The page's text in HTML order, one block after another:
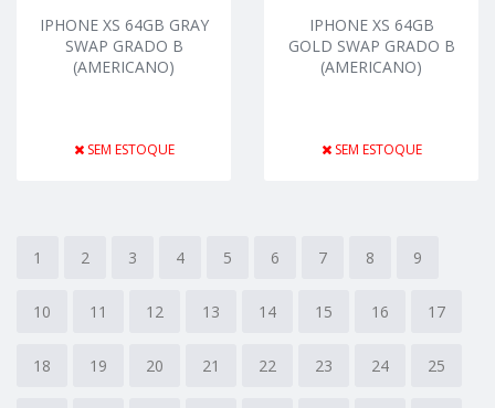
IPHONE XS 64GB GRAY
SWAP GRADO B
(AMERICANO)
SEM ESTOQUE
IPHONE XS 64GB
GOLD SWAP GRADO B
(AMERICANO)
SEM ESTOQUE
1 2 3 4 5 6 7 8 9
10 11 12 13 14 15 16 17
18 19 20 21 22 23 24 25